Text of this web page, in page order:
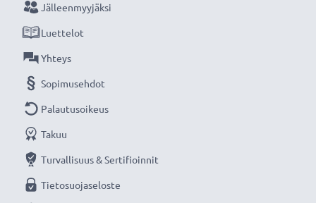
Kaapelin pituus:1.5m
★ 3 vuoden takuu ★
Olemme vuonna 2004 perustettu kansainvälinen
verkkokauppa, joka tarjoaa laadukkaita tuotteita, ja
siksi tarjoamme 36 kuukauden takuun!
Jälleenmyyjäksi
Luettelot
Yhteys
Sopimusehdot
Palautusoikeus
Takuu
Turvallisuus & Sertifioinnit
Tietosuojaseloste